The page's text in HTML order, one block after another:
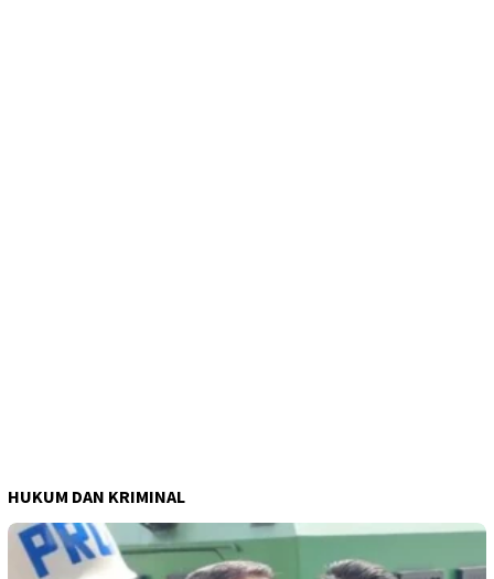
HUKUM DAN KRIMINAL